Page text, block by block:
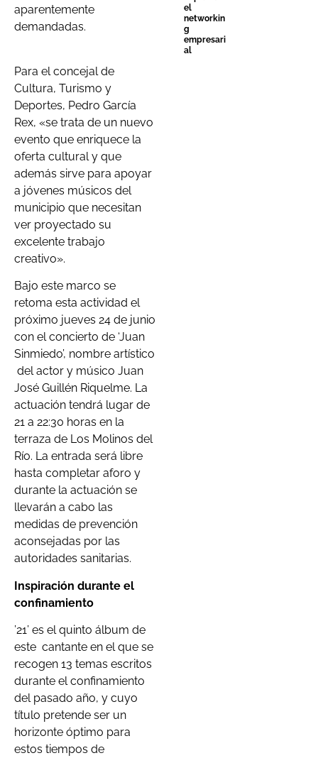
aparentemente
demandadas.
Para el concejal de
Cultura, Turismo y
Deportes, Pedro García
Rex, «se trata de un nuevo
evento que enriquece la
oferta cultural y que
además sirve para apoyar
a jóvenes músicos del
municipio que necesitan
ver proyectado su
excelente trabajo
creativo».
Bajo este marco se
retoma esta actividad el
próximo jueves 24 de junio
con el concierto de ‘Juan
Sinmiedo’, nombre artístico
del actor y músico Juan
José Guillén Riquelme. La
actuación tendrá lugar de
21 a 22:30 horas en la
terraza de Los Molinos del
Río. La entrada será libre
hasta completar aforo y
durante la actuación se
llevarán a cabo las
medidas de prevención
aconsejadas por las
autoridades sanitarias.
Inspiración durante el
confinamiento
’21’ es el quinto álbum de
este cantante en el que se
recogen 13 temas escritos
durante el confinamiento
del pasado año, y cuyo
título pretende ser un
horizonte óptimo para
estos tiempos de
el
networkin
g
empresari
al